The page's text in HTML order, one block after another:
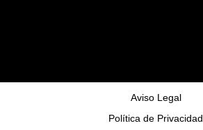
Aviso Legal
Política de Privacidad